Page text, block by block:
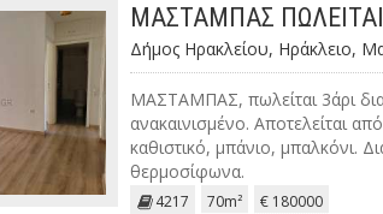
ΜΑΣΤΑΜΠΑΣ
Δήμος Ηρακλείου, Ηράκλειο,
ΜΑΣΤΑΜΠΑΣ, πωλείται 3άρι
ανακαινισμένο. Αποτελείται
καθιστικό, μπάνιο, μπαλκόνι.
θερμοσίφωνα.
4217 70m² € 180000